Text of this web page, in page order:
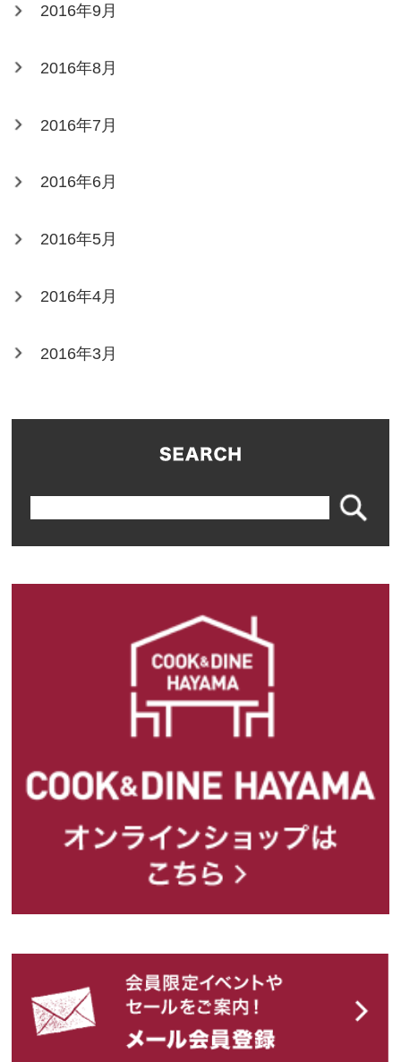
2016年9月
2016年8月
2016年7月
2016年6月
2016年5月
2016年4月
2016年3月